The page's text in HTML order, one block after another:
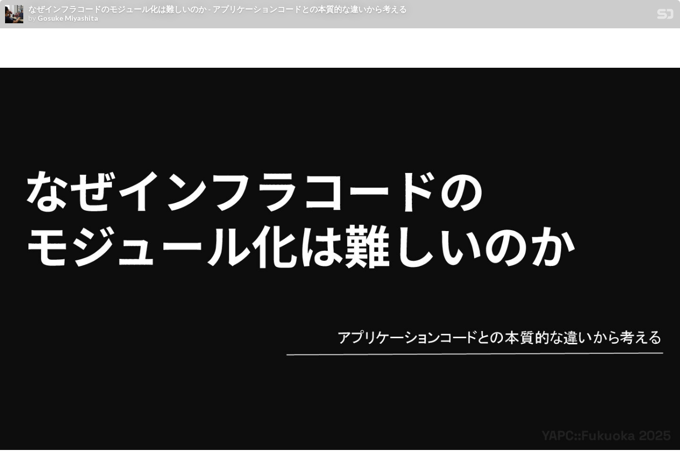
なぜインフラコードのモジュール化は難しいのか - アプリケーションコードとの本質的な違いから考える
by Gosuke Miyashita